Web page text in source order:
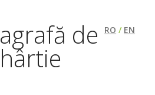
RO / EN
agrafă de
hârtie